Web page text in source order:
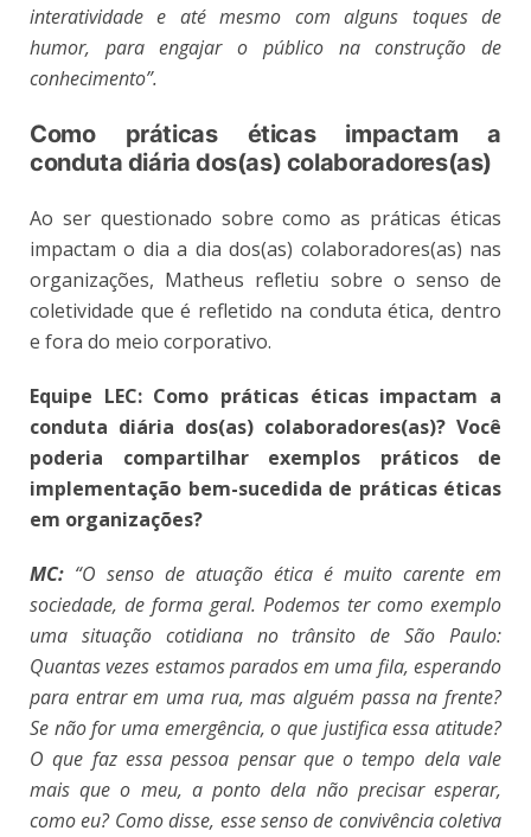
interatividade e até mesmo com alguns toques de
humor, para engajar o público na construção de
conhecimento”.
Como práticas éticas impactam a
conduta diária dos(as) colaboradores(as)
Ao ser questionado sobre como as práticas éticas
impactam o dia a dia dos(as) colaboradores(as) nas
organizações, Matheus refletiu sobre o senso de
coletividade que é refletido na conduta ética, dentro
e fora do meio corporativo.
Equipe LEC:Como práticas éticas impactam a
conduta diária dos(as) colaboradores(as)? Você
poderia compartilhar exemplos práticos de
implementação bem-sucedida de práticas éticas
em organizações?
MC: “O senso de atuação ética é muito carente em
sociedade, de forma geral. Podemos ter como exemplo
uma situação cotidiana no trânsito de São Paulo:
Quantas vezes estamos parados em uma fila, esperando
para entrar em uma rua, mas alguém passa na frente?
Se não for uma emergência, o que justifica essa atitude?
O que faz essa pessoa pensar que o tempo dela vale
mais que o meu, a ponto dela não precisar esperar,
como eu? Como disse, esse senso de convivência coletiva